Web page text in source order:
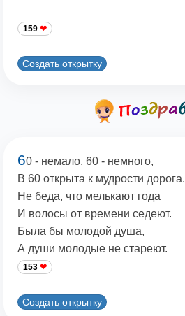
159
Создать открытку
60 - немало, 60 - немного,
В 60 открыта к мудрости дорога.
Не беда, что мелькают года
И волосы от времени седеют.
Была бы молодой душа,
А души молодые не стареют.
153
Создать открытку